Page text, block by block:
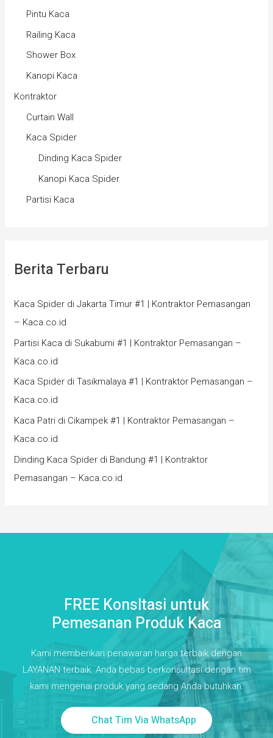
Pintu Kaca
Railing Kaca
Shower Box
Kanopi Kaca
Kontraktor
Curtain Wall
Kaca Spider
Dinding Kaca Spider
Kanopi Kaca Spider
Partisi Kaca
Berita Terbaru
Kaca Spider di Jakarta Timur #1 | Kontraktor Pemasangan
– Kaca.co.id
Partisi Kaca di Sukabumi #1 | Kontraktor Pemasangan –
Kaca.co.id
Kaca Spider di Tasikmalaya #1 | Kontraktor Pemasangan –
Kaca.co.id
Kaca Patri di Cikampek #1 | Kontraktor Pemasangan –
Kaca.co.id
Dinding Kaca Spider di Bandung #1 | Kontraktor
Pemasangan – Kaca.co.id
FREE Konsltasi untuk
Pemesanan Produk Kaca
Kami memberikan penawaran harga terbaik dengan
LAYANAN terbaik. Anda bebas berkonsultasi dengan tim
kami mengenai produk yang sedang Anda butuhkan.
Chat Tim Via WhatsApp